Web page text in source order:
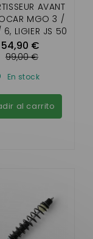
AVANT
MGO 3 /
LIGIER JS 50
2ET 3 DUÉ P85
/ P88
54,90 €
99,00 €
En stock
al carrito